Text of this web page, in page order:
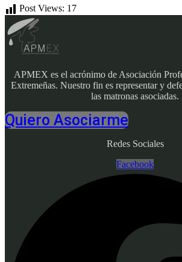
Post Views: 17
APMEX es el acrónimo de Asociación
Extremeñas. Nuestro fin es representar y
las matronas asociadas.
Quiero Asociarme
Redes Sociales
Facebook